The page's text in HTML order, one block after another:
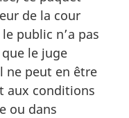
de la cour
public n’a pas
le juge
ne peut en être
aux conditions
ou dans